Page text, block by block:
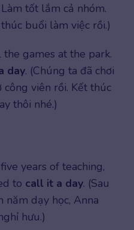
tốt lắm cả nhóm.
buổi làm việc rồi.)
games at the park.
day. (Chúng ta đã chơi
công viên rồi. Kết thúc
thôi nhé.)
years of teaching,
to call it a day. (Sau
năm dạy học, Anna
hưu.)